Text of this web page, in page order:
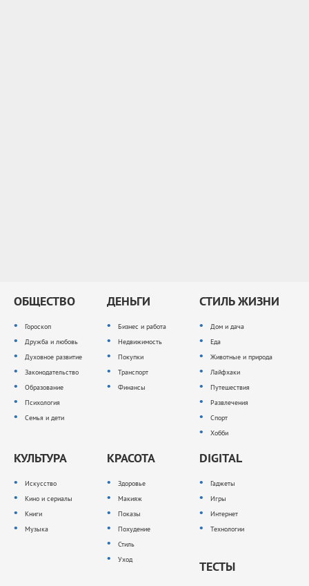
ОБЩЕСТВО
Гороскоп
Дружба и любовь
Духовное развитие
Законодательство
Образование
Психология
Семья и дети
ДЕНЬГИ
Бизнес и работа
Недвижимость
Покупки
Транспорт
Финансы
СТИЛЬ ЖИЗНИ
Дом и дача
Еда
Животные и природа
Лайфхаки
Путешествия
Развлечения
Спорт
Хобби
КУЛЬТУРА
Искусство
Кино и сериалы
Книги
Музыка
КРАСОТА
Здоровье
Макияж
Показы
Похудение
Стиль
Уход
DIGITAL
Гаджеты
Игры
Интернет
Технологии
ТЕСТЫ